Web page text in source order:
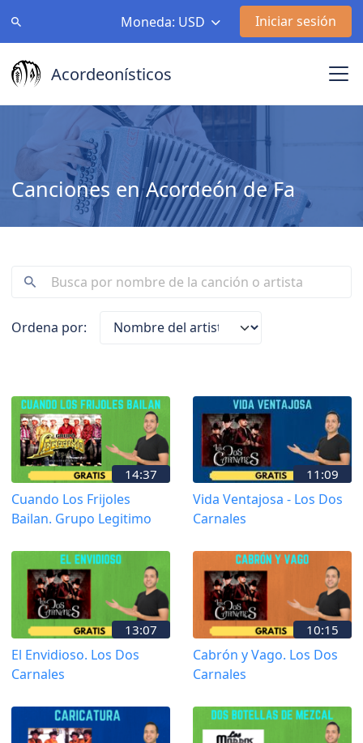
Moneda: USD Iniciar sesión
Acordeonísticos
Canciones en Acordeón de Fa
Ordena por:
14:37
Cuando Los Frijoles
Bailan. Grupo Legitimo
11:09
Vida Ventajosa - Los Dos
Carnales
13:07
El Envidioso. Los Dos
Carnales
10:15
Cabrón y Vago. Los Dos
Carnales